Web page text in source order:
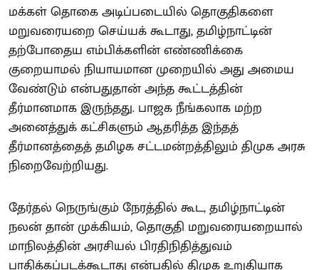
மக்கள் தொகை அடிப்படையில் தொகுதிகளை
மறுவரையறை செய்யக் கூடாது, தமிழ்நாட்டின்
தற்போதைய எம்பிக்களின் எண்ணிக்கை
குறையாமல் நியாயமான முறையில் அது அமைய
வேண்டும் என்பதுதான் அந்த கூட்டத்தின்
தீர்மானமாக இருந்தது. பாஜக நீங்கலாக மற்ற
அனைத்துக் கட்சிகளும் ஆதரித்த இந்தத்
தீர்மானத்தைத் தமிழக சட்டமன்றத்திலும் திமுக அரசு
நிறைவேற்றியது.
தேர்தல் நெருங்கும் நேரத்தில் கூட, தமிழ்நாட்டின்
நலன் தான் முக்கியம், தொகுதி மறுவரையறையால்
மாநிலத்தின் அரசியல் பிரதிநிதித்துவம்
பாதிக்கப்படக்கூடாது என்பதில் திமுக உறுதியாக